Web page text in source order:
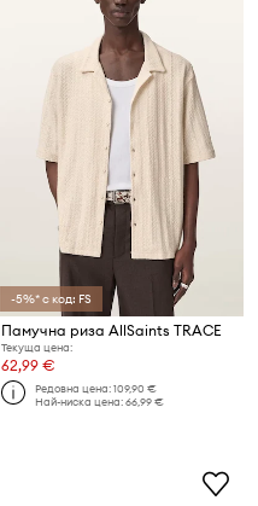
-5%* с код: FS
Памучна риза AllSaints TRACE
Текуща цена:
62,99 €
Редовна цена:109,90 €
Най-ниска цена:66,99 €